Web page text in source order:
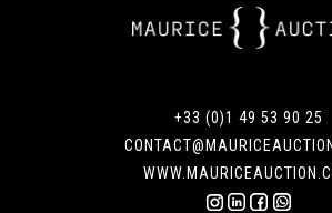
+33 (0)1 49 53 90 25